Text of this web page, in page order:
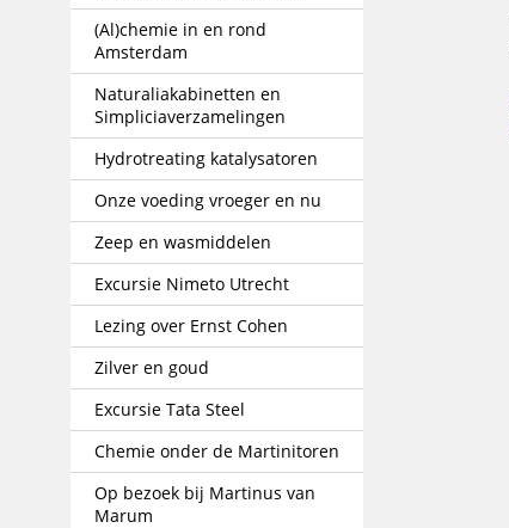
(Al)chemie in en rond
Amsterdam
Naturaliakabinetten en
Simpliciaverzamelingen
Hydrotreating katalysatoren
Onze voeding vroeger en nu
Zeep en wasmiddelen
Excursie Nimeto Utrecht
Lezing over Ernst Cohen
Zilver en goud
Excursie Tata Steel
Chemie onder de Martinitoren
Op bezoek bij Martinus van
Marum